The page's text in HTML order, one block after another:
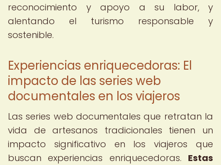
reconocimiento y apoyo a su labor, y
alentando el turismo responsable y
sostenible.
Experiencias enriquecedoras: El
impacto de las series web
documentales en los viajeros
Las series web documentales que retratan la
vida de artesanos tradicionales tienen un
impacto significativo en los viajeros que
buscan experiencias enriquecedoras. Estas